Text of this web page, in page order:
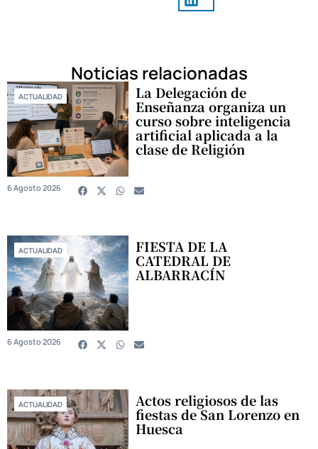
Noticias relacionadas
ACTUALIDAD La Delegación de
Enseñanza organiza un
curso sobre inteligencia
artificial aplicada a la
clase de Religión
6 Agosto 2026
ACTUALIDAD FIESTA DE LA
CATEDRAL DE
ALBARRACÍN
6 Agosto 2026
ACTUALIDAD Actos religiosos de las
fiestas de San Lorenzo en
Huesca